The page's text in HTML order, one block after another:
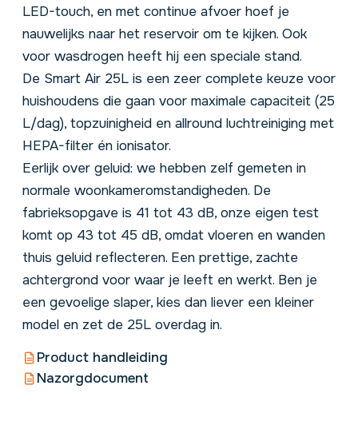
LED-touch, en met continue afvoer hoef je
nauwelijks naar het reservoir om te kijken. Ook
voor wasdrogen heeft hij een speciale stand.
De Smart Air 25L is een zeer complete keuze voor
huishoudens die gaan voor maximale capaciteit (25
L/dag), topzuinigheid en allround luchtreiniging met
HEPA-filter én ionisator.
Eerlijk over geluid: we hebben zelf gemeten in
normale woonkameromstandigheden. De
fabrieksopgave is 41 tot 43 dB, onze eigen test
komt op 43 tot 45 dB, omdat vloeren en wanden
thuis geluid reflecteren. Een prettige, zachte
achtergrond voor waar je leeft en werkt. Ben je
een gevoelige slaper, kies dan liever een kleiner
model en zet de 25L overdag in.
Product handleiding
Nazorgdocument